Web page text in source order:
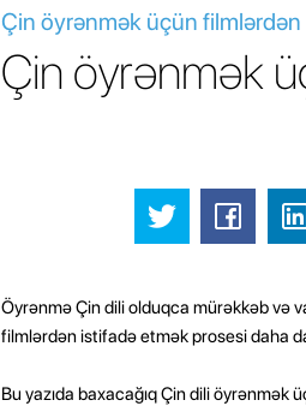
Çin öyrənmək üçün
Çin öyrənmək
Öyrənmə Çin dili olduqca mürəkkəb və
filmlərdən istifadə etmək prosesi daha
Bu yazıda baxacağıq Çin dili